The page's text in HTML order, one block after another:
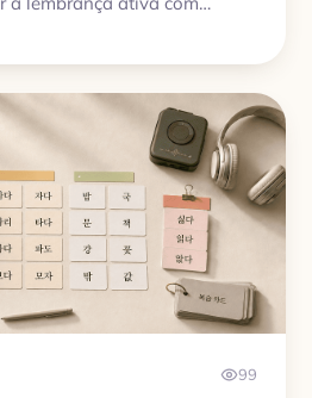
My Lingua Cards.
99